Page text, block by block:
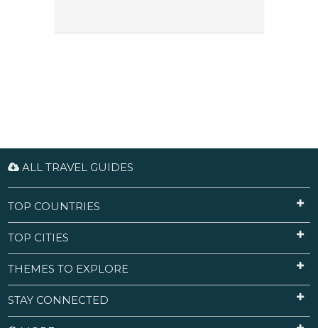
ALL TRAVEL GUIDES
TOP COUNTRIES
TOP CITIES
THEMES TO EXPLORE
STAY CONNECTED